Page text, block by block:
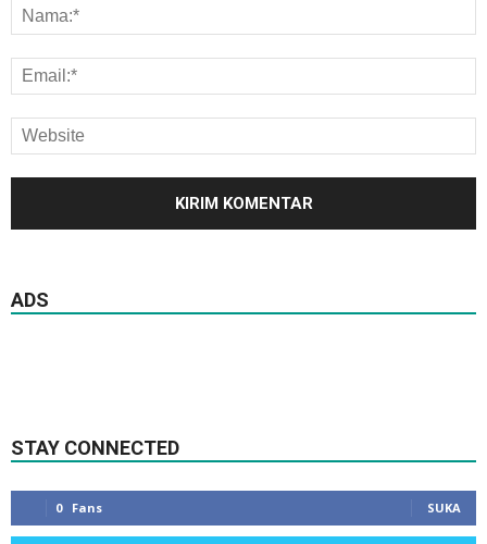
ADS
STAY CONNECTED
0 Fans SUKA